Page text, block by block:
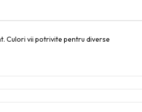
Culori vii potrivite pentru diverse